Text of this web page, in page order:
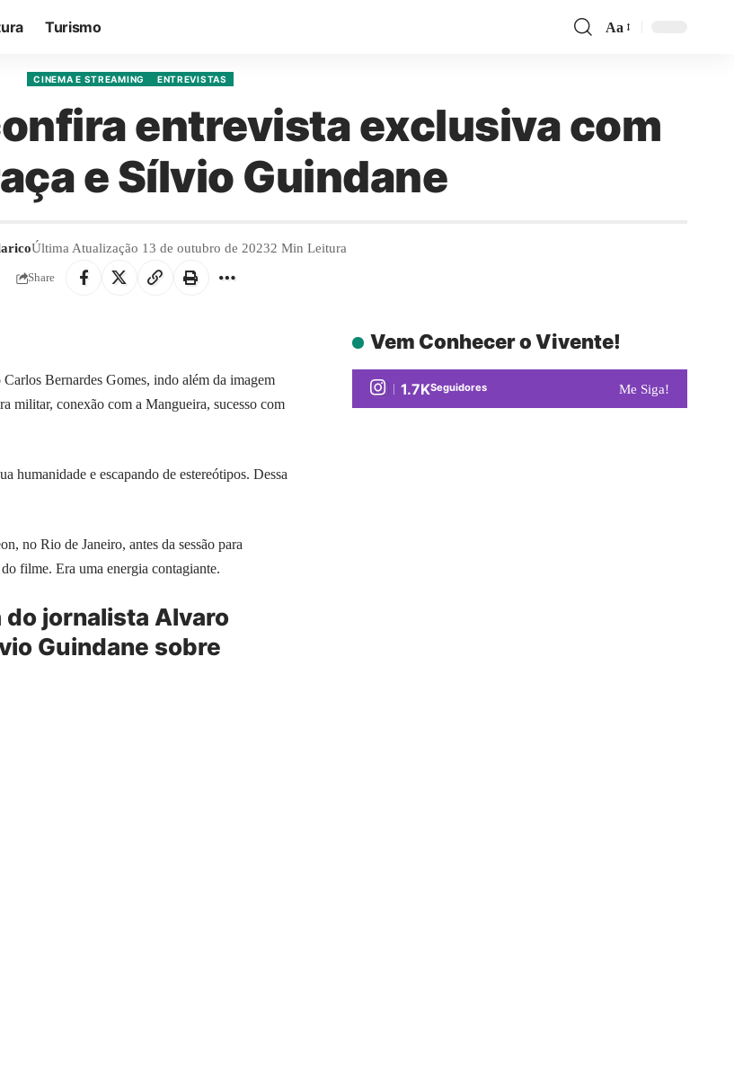
Turismo Aa
CINEMA E STREAMING ENTREVISTAS
entrevista exclusiva com
e Sílvio Guindane
Última Atualização 13 de outubro de 20232 Min Leitura
Share
Bernardes Gomes, indo além da imagem
militar, conexão com a Mangueira, sucesso com
humanidade e escapando de estereótipos. Dessa
no Rio de Janeiro, antes da sessão para
filme. Era uma energia contagiante.
do jornalista Alvaro
Guindane sobre
Vem Conhecer o Vivente!
1.7KSeguidores Me Siga!